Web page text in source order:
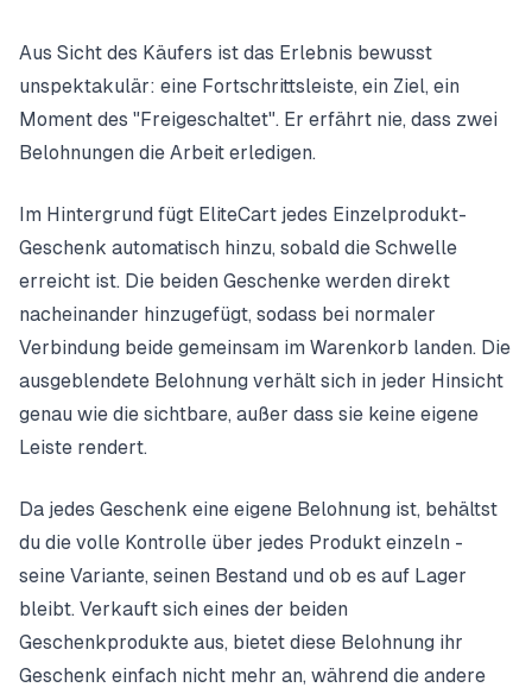
Aus Sicht des Käufers ist das Erlebnis bewusst
unspektakulär: eine Fortschrittsleiste, ein Ziel, ein
Moment des "Freigeschaltet". Er erfährt nie, dass zwei
Belohnungen die Arbeit erledigen.
Im Hintergrund fügt EliteCart jedes Einzelprodukt-
Geschenk automatisch hinzu, sobald die Schwelle
erreicht ist. Die beiden Geschenke werden direkt
nacheinander hinzugefügt, sodass bei normaler
Verbindung beide gemeinsam im Warenkorb landen. Die
ausgeblendete Belohnung verhält sich in jeder Hinsicht
genau wie die sichtbare, außer dass sie keine eigene
Leiste rendert.
Da jedes Geschenk eine eigene Belohnung ist, behältst
du die volle Kontrolle über jedes Produkt einzeln -
seine Variante, seinen Bestand und ob es auf Lager
bleibt. Verkauft sich eines der beiden
Geschenkprodukte aus, bietet diese Belohnung ihr
Geschenk einfach nicht mehr an, während die andere